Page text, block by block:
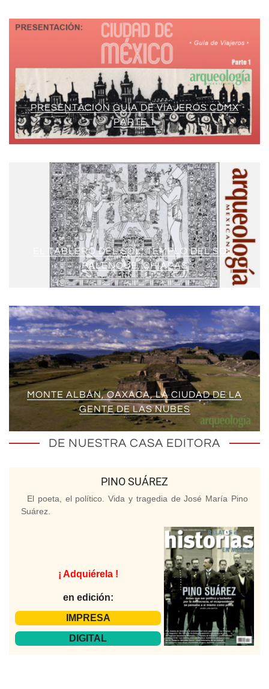
PRESENTACIÓN GUÍA DE VIAJEROS CDMX
PARTE 1
EL TABLERO DEL SOL, TEMPLO DEL SOL,
PALENQUE, CHIAPAS
MONTE ALBÁN, OAXACA, LA CIUDAD DE LA
GENTE DE LAS NUBES
DE NUESTRA CASA EDITORA
PINO SUÁREZ
El poeta, el político. Vida y tragedia de José María Pino
Suárez.
¡ Adquiérela !
en edición:
IMPRESA
DIGITAL